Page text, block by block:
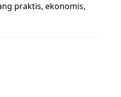
praktis, ekonomis,